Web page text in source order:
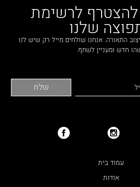
להצטרף לרשימת
שלנו
התאורה. אנחנו שולחים מייל רק שיש לנו
חדש ומעניין לשתף.
עמוד בית
אודות